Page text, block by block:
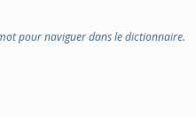
pour naviguer dans le dictionnaire.